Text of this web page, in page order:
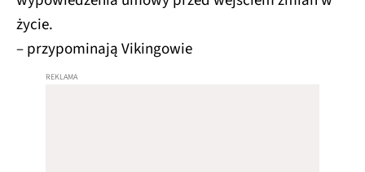
życie.
– przypominają Vikingowie